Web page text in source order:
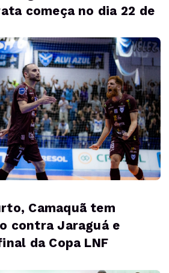
começa no dia 22 de
Camaquã tem
contra Jaraguá e
da Copa LNF